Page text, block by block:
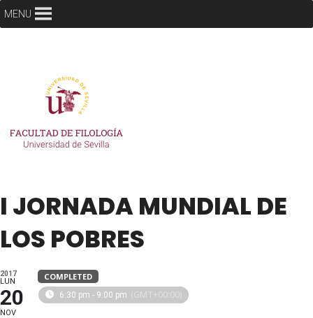
MENU
I JORNADA MUNDIAL DE
LOS POBRES
2017
LUN
20
NOV
COMPLETED
6:30 pm - 9:00 pm (GMT+00:00)